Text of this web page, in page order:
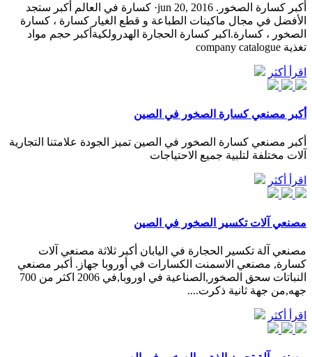
أكبر كسارة الصخور. jun 20, 2016· كسارة في العالم أكبر ستجد
الأفضل في مجال ماكينات الطباعة و قطع الغيار كسارة ، كسارة
الصخور ، كسارة.اكبر كسارة الحجارة الهدرولكيةأكبر حجم مواد
تغذية company catalogue
اقرأ أكثر
أكبر مصنعي كسارة الصخور في الصين
أكبر مصنعي كسارة الصخور في الصين تميز الجودة علامتنا التجارية
آلات مختلفة لتلبية جميع الاحتياجات
اقرأ أكثر
مصنعي آلات تكسير الصخور في الصين
مصنعي آلة تكسير الحجارة في اليابان أكبر ثلاثة مصنعي آلات
كسارة, مصنعي الاسمنت الكسارات في أوروبا جهاز. أكبر مصنعي
النباتات سحق الصخور,الصناعية في اوروبا,في 2006 اكثر من 700
جهه,من جهة ثانية ذكرت....
اقرأ أكثر